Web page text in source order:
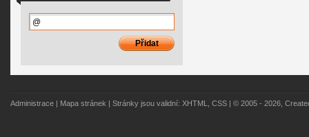
Administrace Mapa stránek | Stránky jsou validní: XHTML, CSS | © 2005 - 2026,